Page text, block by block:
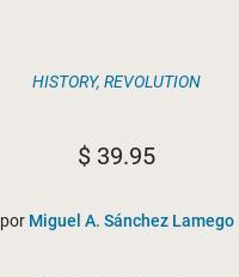
HISTORY,REVOLUTION
$ 39.95
por Miguel A. Sánchez Lamego